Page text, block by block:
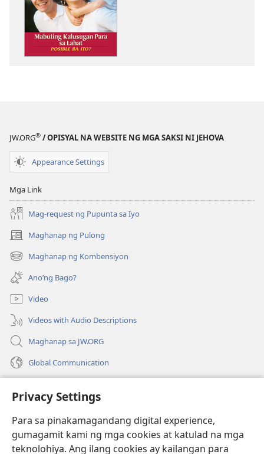
Privacy Settings
Para sa pinakamagandang digital experience,
gumagamit kami ng mga cookies at katulad na mga
teknolohiya. Ang ilang cookies ay kailangan para
JW.ORG® / OPISYAL NA WEBSITE NG MGA SAKSI NI JEHOVA
Appearance Settings
Mga Link
Mag-request ng Pupunta sa Iyo
Maghanap ng Pulong
(may
bubukas
na
bagong
window)
Maghanap ng Kombensiyon
(may
bubukas
na
bagong
window)
Ano’ng Bago?
Video
Videos with Audio Descriptions
Maghanap sa JW.ORG
Global Communication
(may
na
Watchtower ONLINE LIBRARY™
(may